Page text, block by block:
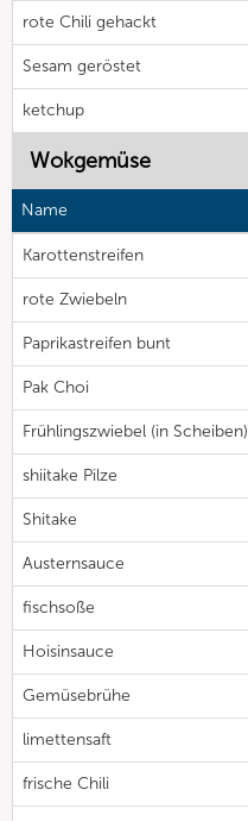
rote Chili gehackt
Sesam geröstet
ketchup
Wokgemüse
Name
Karottenstreifen
rote Zwiebeln
Paprikastreifen bunt
Pak Choi
Frühlingszwiebel (in Scheiben)
shiitake Pilze
Shitake
Austernsauce
fischsoße
Hoisinsauce
Gemüsebrühe
limettensaft
frische Chili